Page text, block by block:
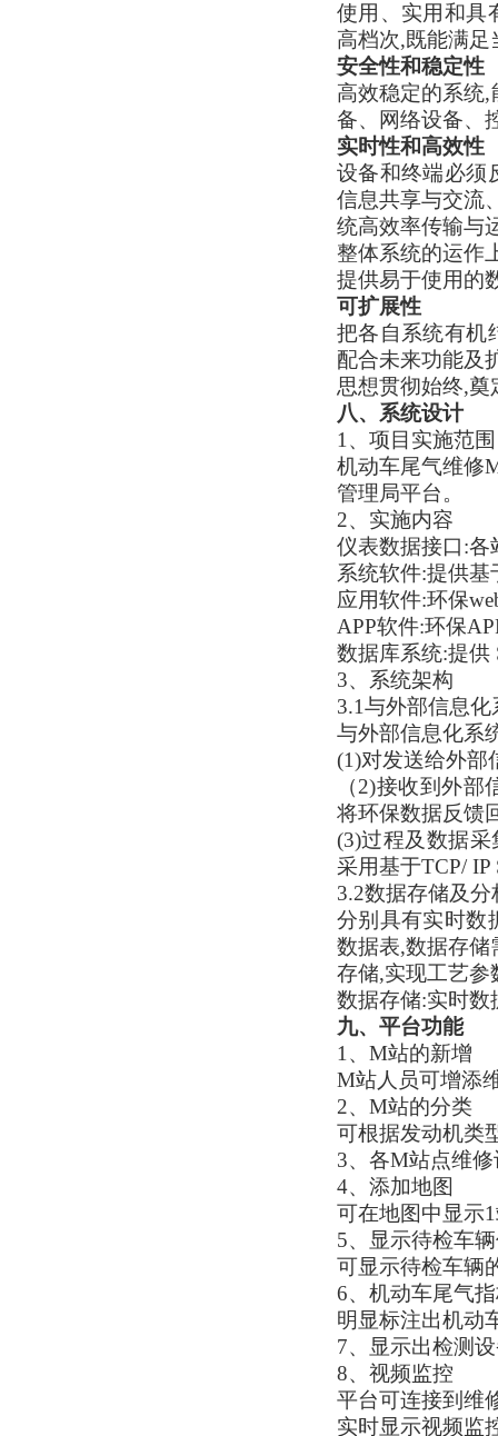
使用、实用和具
高档次,既能满足
安全性和稳定性
高效稳定的系统,
备、网络设备、
实时性和高效性
设备和终端必须
信息共享与交流
统高效率传输与
整体系统的运作
提供易于使用的
可扩展性
把各自系统有机
配合未来功能及
思想贯彻始终,
八、系统设计
1、项目实施范围
机动车尾气维修
管理局平台。
2、实施内容
仪表数据接口:各
系统软件:提供
应用软件:环保
APP软件:环保
数据库系统:提供
3、系统架构
3.1与外部信息
与外部信息化系
(1)对发送给外部
（2)接收到外
将环保数据反馈
(3)过程及数据
采用基于TCP/
3.2数据存储及分
分别具有实时数
数据表,数据存
存储,实现工艺参
数据存储:实时数
九、平台功能
1、M站的新增
M站人员可增添
2、 M站的分类
可根据发动机类
3、各M站点维
4、添加地图
可在地图中显示
5、显示待检车
可显示待检车辆
6、机动车尾气
明显标注出机动
7、显示出检测
8、视频监控
平台可连接到维
实时显示视频监